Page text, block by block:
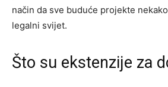
način da sve buduće projekte
legalni svijet.
Što su ekstenzije za